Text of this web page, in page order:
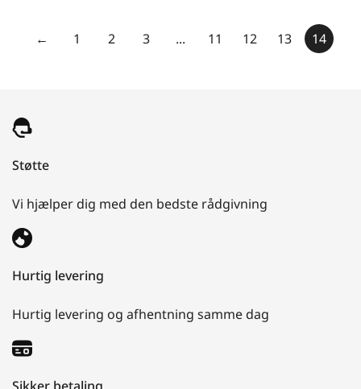
← 1 2 3 ... 11 12 13 14
Støtte
Vi hjælper dig med den bedste rådgivning
Hurtig levering
Hurtig levering og afhentning samme dag